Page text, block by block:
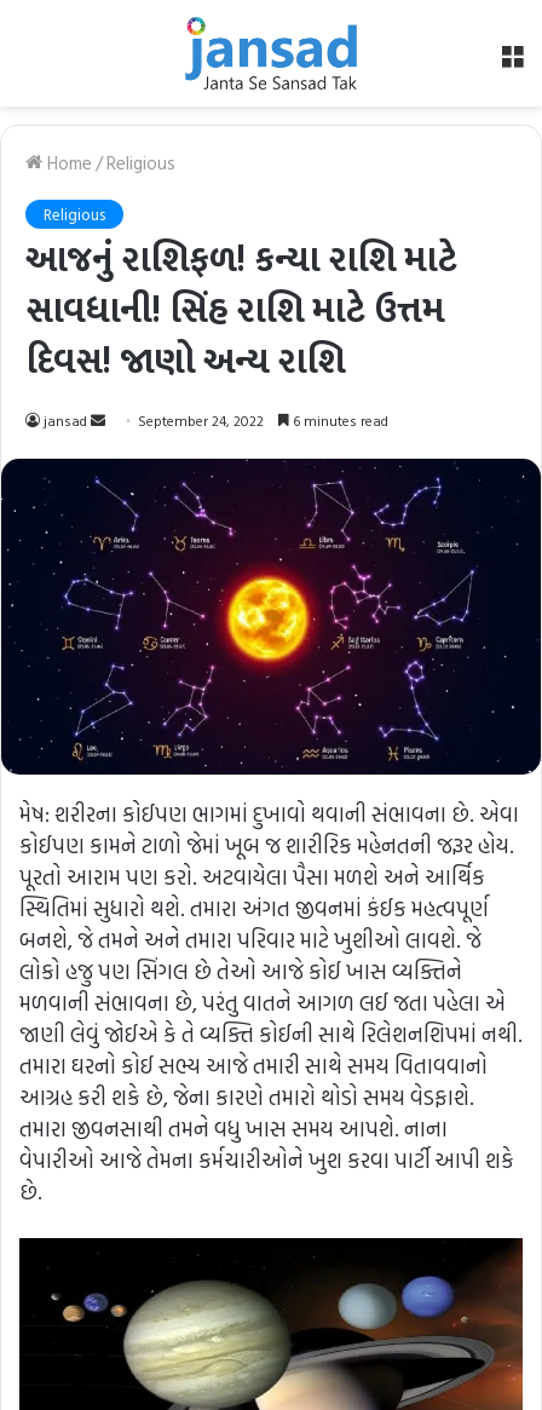
Home/Religious
Religious
આજનું રાશિફળ! કન્યા રાશિ માટે
સાવધાની! સિંહ રાશિ માટે ઉત્તમ
દિવસ! જાણો અન્ય રાશિ
jansad
Send September 24, 2022 6 minutes read
મેષ: શરીરના કોઈપણ ભાગમાં દુખાવો થવાની સંભાવના છે. એવા
કોઈપણ કામને ટાળો જેમાં ખૂબ જ શારીરિક મહેનતની જરૂર હોય.
પૂરતો આરામ પણ કરો. અટવાયેલા પૈસા મળશે અને આર્થિક
સ્થિતિમાં સુધારો થશે. તમારા અંગત જીવનમાં કંઈક મહત્વપૂર્ણ
બનશે, જે તમને અને તમારા પરિવાર માટે ખુશીઓ લાવશે. જે
લોકો હજુ પણ સિંગલ છે તેઓ આજે કોઈ ખાસ વ્યક્તિને
મળવાની સંભાવના છે, પરંતુ વાતને આગળ લઈ જતા પહેલા એ
જાણી લેવું જોઈએ કે તે વ્યક્તિ કોઈની સાથે રિલેશનશિપમાં નથી.
તમારા ઘરનો કોઈ સભ્ય આજે તમારી સાથે સમય વિતાવવાનો
આગ્રહ કરી શકે છે, જેના કારણે તમારો થોડો સમય વેડફાશે.
તમારા જીવનસાથી તમને વધુ ખાસ સમય આપશે. નાના
વેપારીઓ આજે તેમના કર્મચારીઓને ખુશ કરવા પાર્ટી આપી શકે
છે.